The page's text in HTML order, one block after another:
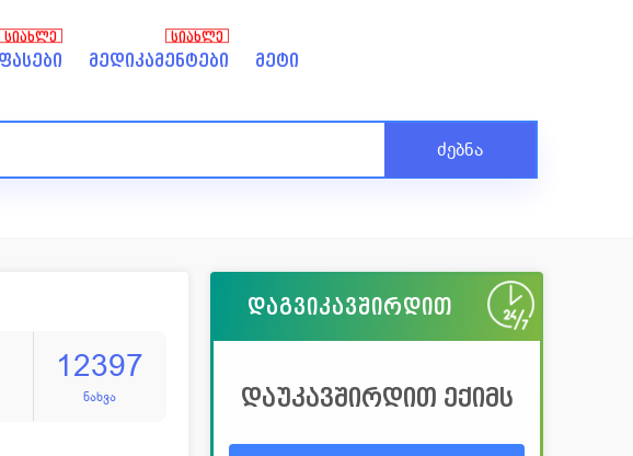
ᲡᲘᲐᲮᲚᲔ
მედიკამენტები
ᲡᲘᲐᲮᲚᲔ
მეტი
ძებნა
12397
ნახვა
დაგვიკავშირდით
დაუკავშირდით ექიმს